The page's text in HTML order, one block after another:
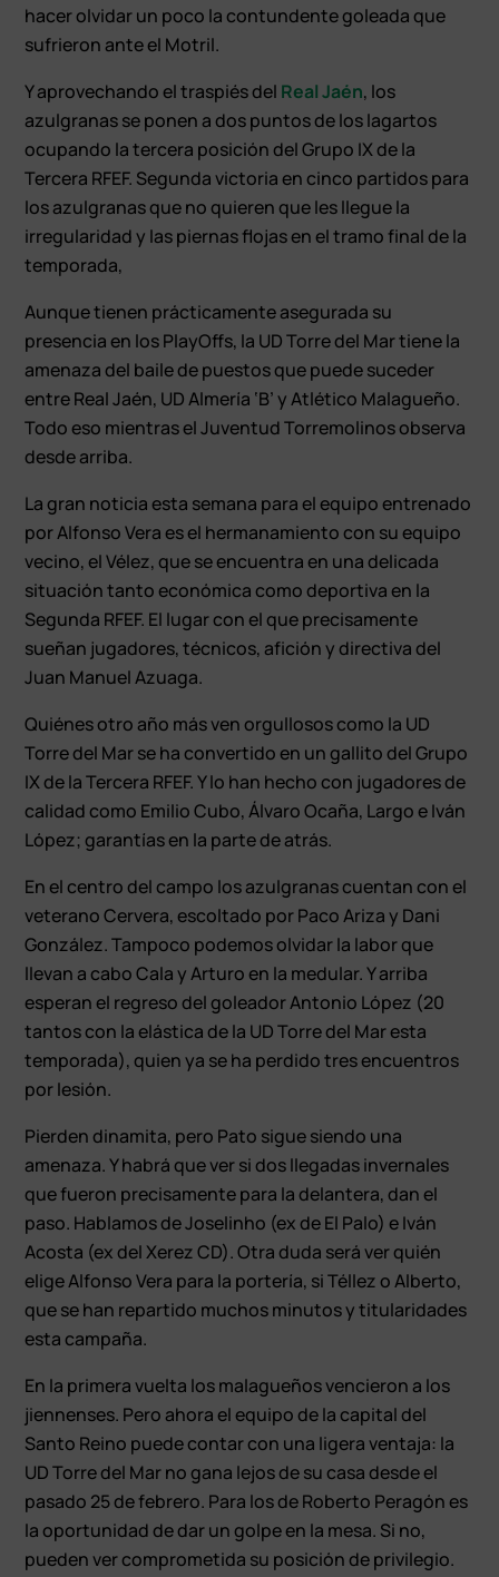
hacer olvidar un poco la contundente goleada que
sufrieron ante el Motril.
Y aprovechando el traspiés del Real Jaén, los
azulgranas se ponen a dos puntos de los lagartos
ocupando la tercera posición del Grupo IX de la
Tercera RFEF. Segunda victoria en cinco partidos para
los azulgranas que no quieren que les llegue la
irregularidad y las piernas flojas en el tramo final de la
temporada,
Aunque tienen prácticamente asegurada su
presencia en los PlayOffs, la UD Torre del Mar tiene la
amenaza del baile de puestos que puede suceder
entre Real Jaén, UD Almería ‘B’ y Atlético Malagueño.
Todo eso mientras el Juventud Torremolinos observa
desde arriba.
La gran noticia esta semana para el equipo entrenado
por Alfonso Vera es el hermanamiento con su equipo
vecino, el Vélez, que se encuentra en una delicada
situación tanto económica como deportiva en la
Segunda RFEF. El lugar con el que precisamente
sueñan jugadores, técnicos, afición y directiva del
Juan Manuel Azuaga.
Quiénes otro año más ven orgullosos como la UD
Torre del Mar se ha convertido en un gallito del Grupo
IX de la Tercera RFEF. Y lo han hecho con jugadores de
calidad como Emilio Cubo, Álvaro Ocaña, Largo e Iván
López; garantías en la parte de atrás.
En el centro del campo los azulgranas cuentan con el
veterano Cervera, escoltado por Paco Ariza y Dani
González. Tampoco podemos olvidar la labor que
llevan a cabo Cala y Arturo en la medular. Y arriba
esperan el regreso del goleador Antonio López (20
tantos con la elástica de la UD Torre del Mar esta
temporada), quien ya se ha perdido tres encuentros
por lesión.
Pierden dinamita, pero Pato sigue siendo una
amenaza. Y habrá que ver si dos llegadas invernales
que fueron precisamente para la delantera, dan el
paso. Hablamos de Joselinho (ex de El Palo) e Iván
Acosta (ex del Xerez CD). Otra duda será ver quién
elige Alfonso Vera para la portería, si Téllez o Alberto,
que se han repartido muchos minutos y titularidades
esta campaña.
En la primera vuelta los malagueños vencieron a los
jiennenses. Pero ahora el equipo de la capital del
Santo Reino puede contar con una ligera ventaja: la
UD Torre del Mar no gana lejos de su casa desde el
pasado 25 de febrero. Para los de Roberto Peragón es
la oportunidad de dar un golpe en la mesa. Si no,
pueden ver comprometida su posición de privilegio.